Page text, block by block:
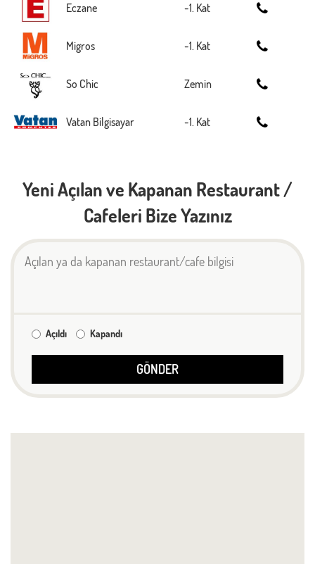
Eczane -1. Kat
Migros -1. Kat
So Chic Zemin
Vatan Bilgisayar -1. Kat
Yeni Açılan ve Kapanan Restaurant /
Cafeleri Bize Yazınız
Açıldı Kapandı
GÖNDER